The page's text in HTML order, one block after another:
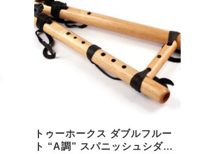
トゥーホークス ダブルフルー
ト “A調” スパニッシュシダー